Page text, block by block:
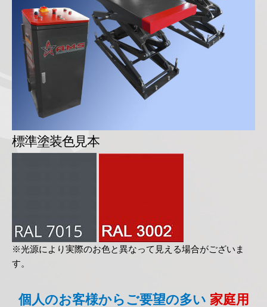
標準塗装色見本
※光源により実際のお色と異なって見える場合がございま
す。
個人のお客様からご要望の多い 家庭用